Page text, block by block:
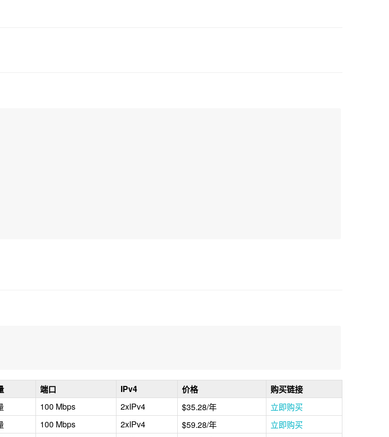
端口 IPv4 价格
购买链接
100 Mbps 2xIPv4 $35.28/年
立即购买
100 Mbps 2xIPv4 $59.28/年
立即购买